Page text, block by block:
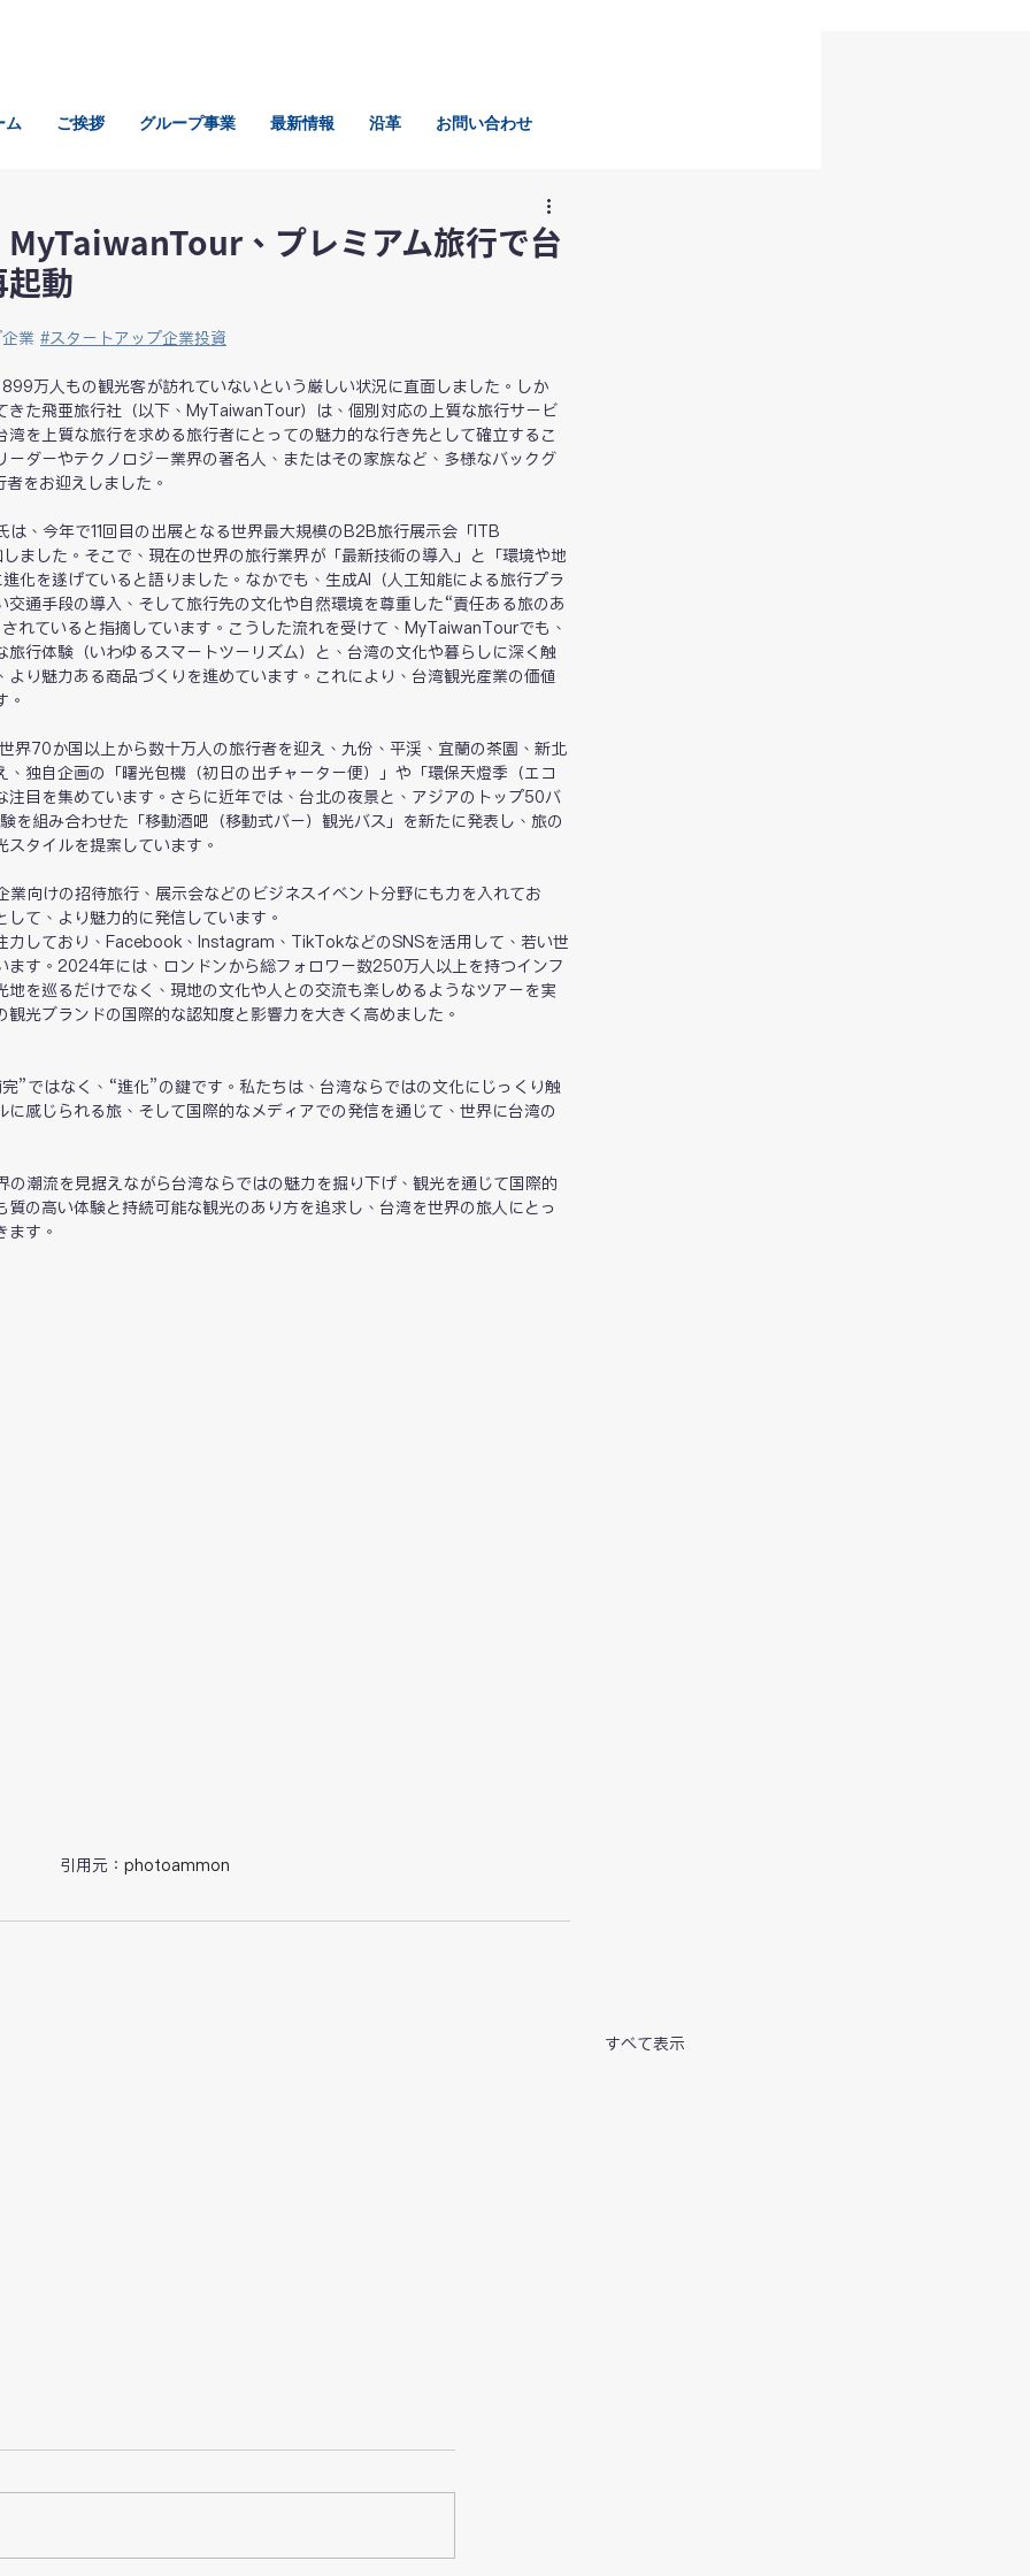
ム ご挨拶 グループ事業 最新情報 沿革 お問い合わせ
、プレミアム旅行で台
動
業 #スタートアップ企業投資
万人もの観光客が訪れていないという厳しい状況に直面しました。しか
きた飛亜旅行社（以下、MyTaiwanTour）は、個別対応の上質な旅行サービ
を上質な旅行を求める旅行者にとっての魅力的な行き先として確立するこ
ダーやテクノロジー業界の著名人、またはその家族など、多様なバックグ
をお迎えしました。
、今年で11回目の出展となる世界最大規模のB2B旅行展示会「ITB
ました。そこで、現在の世界の旅行業界が「最新技術の導入」と「環境や地
化を遂げていると語りました。なかでも、生成AI（人工知能による旅行プラ
通手段の導入、そして旅行先の文化や自然環境を尊重した“責任ある旅のあ
れていると指摘しています。こうした流れを受けて、MyTaiwanTourでも、
行体験（いわゆるスマートツーリズム）と、台湾の文化や暮らしに深く触
り魅力ある商品づくりを進めています。これにより、台湾観光産業の価値
70か国以上から数十万人の旅行者を迎え、九份、平渓、宜蘭の茶園、新北
独自企画の「曙光包機（初日の出チャーター便）」や「環保天燈季（エコ
目を集めています。さらに近年では、台北の夜景と、アジアのトップ50バ
を組み合わせた「移動酒吧（移動式バー）観光バス」を新たに発表し、旅の
タイルを提案しています。
向けの招待旅行、展示会などのビジネスイベント分野にも力を入れてお
て、より魅力的に発信しています。
力しており、Facebook、Instagram、TikTokなどのSNSを活用して、若い世
ます。2024年には、ロンドンから総フォロワー数250万人以上を持つインフ
を巡るだけでなく、現地の文化や人との交流も楽しめるようなツアーを実
光ブランドの国際的な認知度と影響力を大きく高めました。
”ではなく、“進化”の鍵です。私たちは、台湾ならではの文化にじっくり触
感じられる旅、そして国際的なメディアでの発信を通じて、世界に台湾の
潮流を見据えながら台湾ならではの魅力を掘り下げ、観光を通じて国際的
の高い体験と持続可能な観光のあり方を追求し、台湾を世界の旅人にとっ
す。
引用元： photoammon
すべて表示